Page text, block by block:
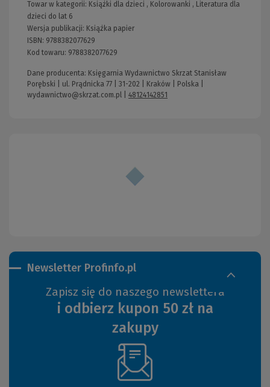
Towar w kategorii: Książki dla dzieci , Kolorowanki , Literatura dla
dzieci do lat 6
Wersja publikacji: Książka papier
ISBN: 9788382077629
Kod towaru: 9788382077629
Dane producenta: Księgarnia Wydawnictwo Skrzat Stanisław
Porębski | ul. Prądnicka 77 | 31-202 | Kraków | Polska |
wydawnictwo@skrzat.com.pl
48124142851
Newsletter Profinfo.pl
Zapisz się do naszego newslettera
i odbierz kupon 50 zł na
zakupy
(Nowe
okno)